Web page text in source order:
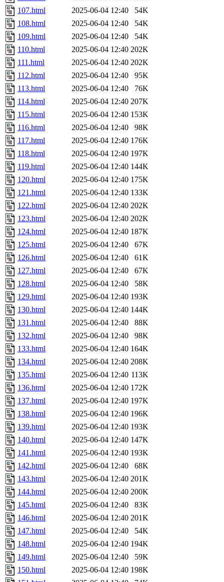
107.html
2025-06-04 12:40
54K
108.html
2025-06-04 12:40
54K
109.html
2025-06-04 12:40
54K
110.html
2025-06-04 12:40 202K
111.html
2025-06-04 12:40 202K
112.html
2025-06-04 12:40
95K
113.html
2025-06-04 12:40
76K
114.html
2025-06-04 12:40 207K
115.html
2025-06-04 12:40 153K
116.html
2025-06-04 12:40
98K
117.html
2025-06-04 12:40 176K
118.html
2025-06-04 12:40 197K
119.html
2025-06-04 12:40 144K
120.html
2025-06-04 12:40 175K
121.html
2025-06-04 12:40 133K
122.html
2025-06-04 12:40 202K
123.html
2025-06-04 12:40 202K
124.html
2025-06-04 12:40 187K
125.html
2025-06-04 12:40
67K
126.html
2025-06-04 12:40
61K
127.html
2025-06-04 12:40
67K
128.html
2025-06-04 12:40
58K
129.html
2025-06-04 12:40 193K
130.html
2025-06-04 12:40 144K
131.html
2025-06-04 12:40
88K
132.html
2025-06-04 12:40
98K
133.html
2025-06-04 12:40 164K
134.html
2025-06-04 12:40 208K
135.html
2025-06-04 12:40 113K
136.html
2025-06-04 12:40 172K
137.html
2025-06-04 12:40 197K
138.html
2025-06-04 12:40 196K
139.html
2025-06-04 12:40 193K
140.html
2025-06-04 12:40 147K
141.html
2025-06-04 12:40 193K
142.html
2025-06-04 12:40
68K
143.html
2025-06-04 12:40 201K
144.html
2025-06-04 12:40 200K
145.html
2025-06-04 12:40
83K
146.html
2025-06-04 12:40 201K
147.html
2025-06-04 12:40
54K
148.html
2025-06-04 12:40 194K
149.html
2025-06-04 12:40
59K
150.html
2025-06-04 12:40 198K